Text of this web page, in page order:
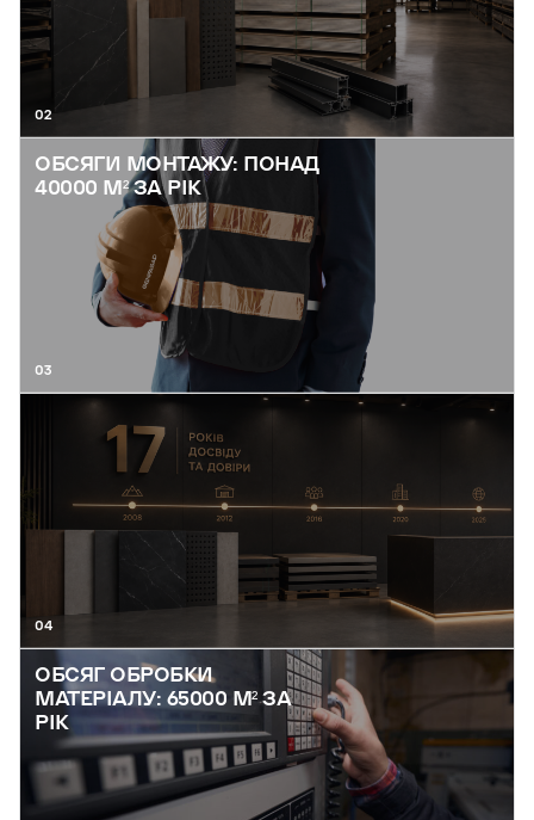
02
ОБСЯГИ МОНТАЖУ: ПОНАД
40000 М² ЗА РІК
03
04
ОБСЯГ ОБРОБКИ
МАТЕРІАЛУ: 65000 М² ЗА
РІК